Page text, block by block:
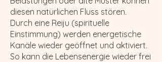
diesen natürlichen Fluss stören.
Durch eine Reiju (spirituelle
Einstimmung) werden energetische
Kanäle wieder geöffnet und aktiviert.
So kann die Lebensenergie wieder frei